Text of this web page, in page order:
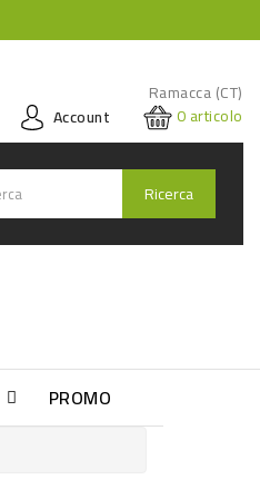
Ramacca (CT)
Account
0articolo
Ricerca
PROMO